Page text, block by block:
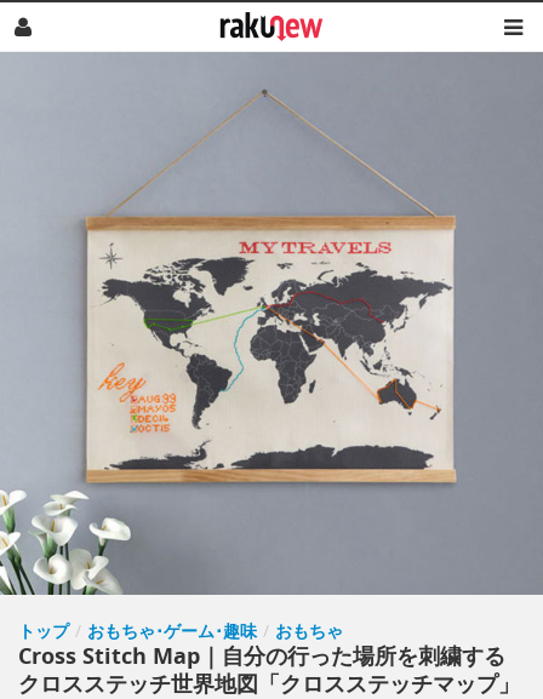
トップ / おもちゃ･ゲーム･趣味 / おもちゃ
Cross Stitch Map｜自分の行った場所を刺繍する
クロスステッチ世界地図「クロスステッチマップ」